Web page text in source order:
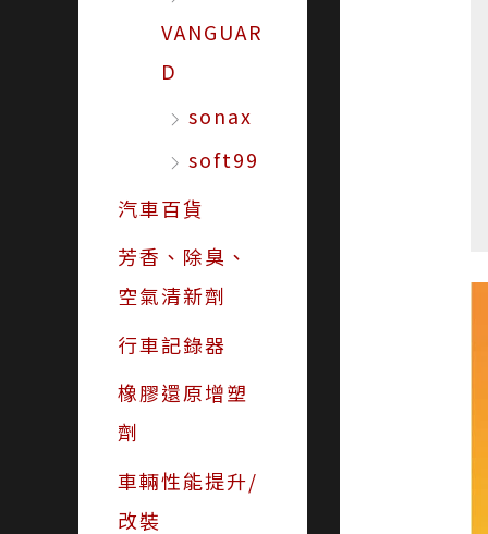
VANGUAR
D
sonax
soft99
汽車百貨
芳香、除臭、
空氣清新劑
行車記錄器
橡膠還原增塑
劑
車輛性能提升/
改裝